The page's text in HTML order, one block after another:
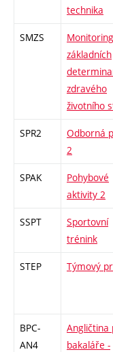
technika
SMZS
Monitoring
základních
zdravého
životního
SPR2
Odborná
2
SPAK
Pohybové
aktivity 2
SSPT
Sportovní
trénink
STEP Týmový
BPC-
AN4
Angličtina
bakaláře -